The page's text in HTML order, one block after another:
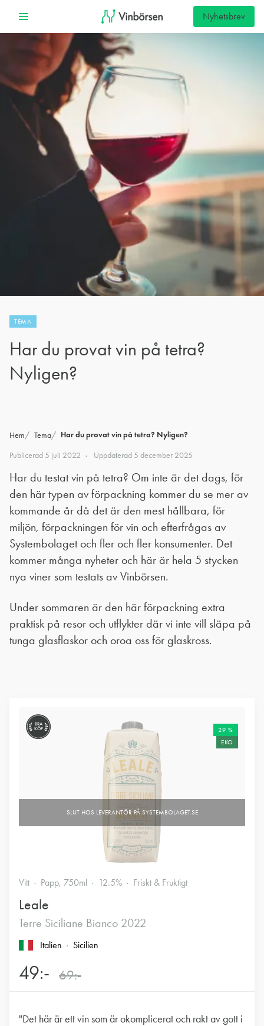
Nyhetsbrev
TEMA
Har du provat vin på tetra?
Nyligen?
Hem Tema Har du provat vin på tetra? Nyligen?
Publicerad5 juli 2022 Uppdaterad5 december 2025
Har du testat vin på tetra? Om inte är det dags, för
den här typen av förpackning kommer du se mer av
kommande år då det är den mest hållbara, för
miljön, förpackningen för vin och efterfrågas av
Systembolaget och fler och fler konsumenter. Det
kommer många nyheter och här är hela 5 stycken
nya viner som testats av Vinbörsen.
Under sommaren är den här förpackning extra
praktisk på resor och utflykter där vi inte vill släpa på
tunga glasflaskor och oroa oss för glaskross.
BRA
KÖP
29 %
EKO
Vitt Papp, 750ml 12.5% Friskt & Fruktigt
Leale
Terre Siciliane Bianco 2022
Italien Sicilien
49:- 69:-
"Det här är ett vin som är okomplicerat och rakt av gott i